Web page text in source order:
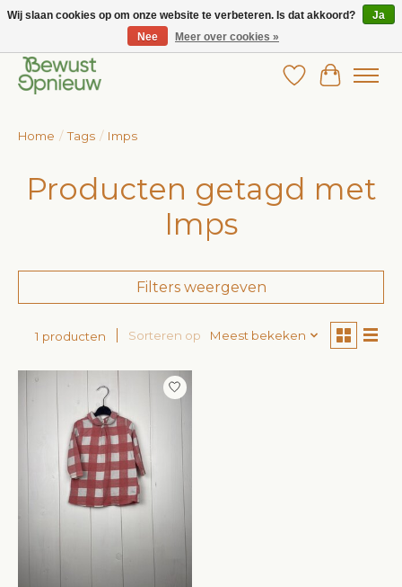
Wij bieden het grootste aanbod in betaalbare kinderkleding!
Verlanglijst
Home / Tags / Imps
Producten getagd met
Imps
Filters weergeven
1 producten Sorteren op Meest bekeken
Wij slaan cookies op om onze website te verbeteren. Is dat akkoord?
Ja
Nee
Meer over cookies »